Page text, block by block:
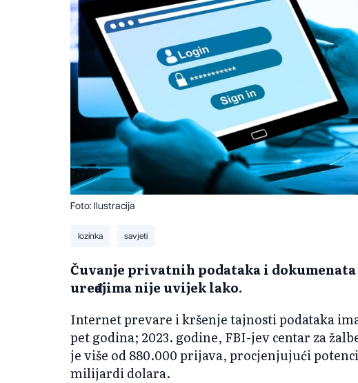
Foto: Ilustracija
lozinka savjeti
Čuvanje privatnih podataka i
uređajima nije uvijek lako.
Internet prevare i kršenje tajnosti podataka
pet godina; 2023. godine, FBI-jev centar za
je više od 880.000 prijava, procjenjujući
milijardi dolara.